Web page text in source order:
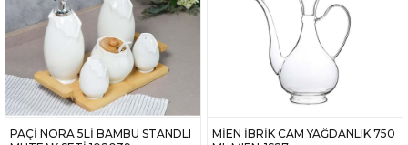
PAÇİ NORA 5Lİ BAMBU STANDLI
MİEN İBRİK CAM YAĞDANLIK 750